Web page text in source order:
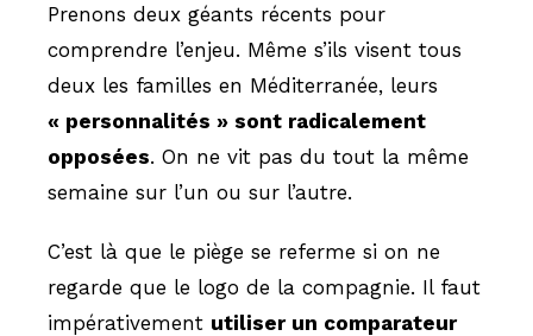
Prenons deux géants récents pour
comprendre l’enjeu. Même s’ils visent tous
deux les familles en Méditerranée, leurs
« personnalités » sont radicalement
opposées. On ne vit pas du tout la même
semaine sur l’un ou sur l’autre.
C’est là que le piège se referme si on ne
regarde que le logo de la compagnie. Il faut
impérativement utiliser un comparateur